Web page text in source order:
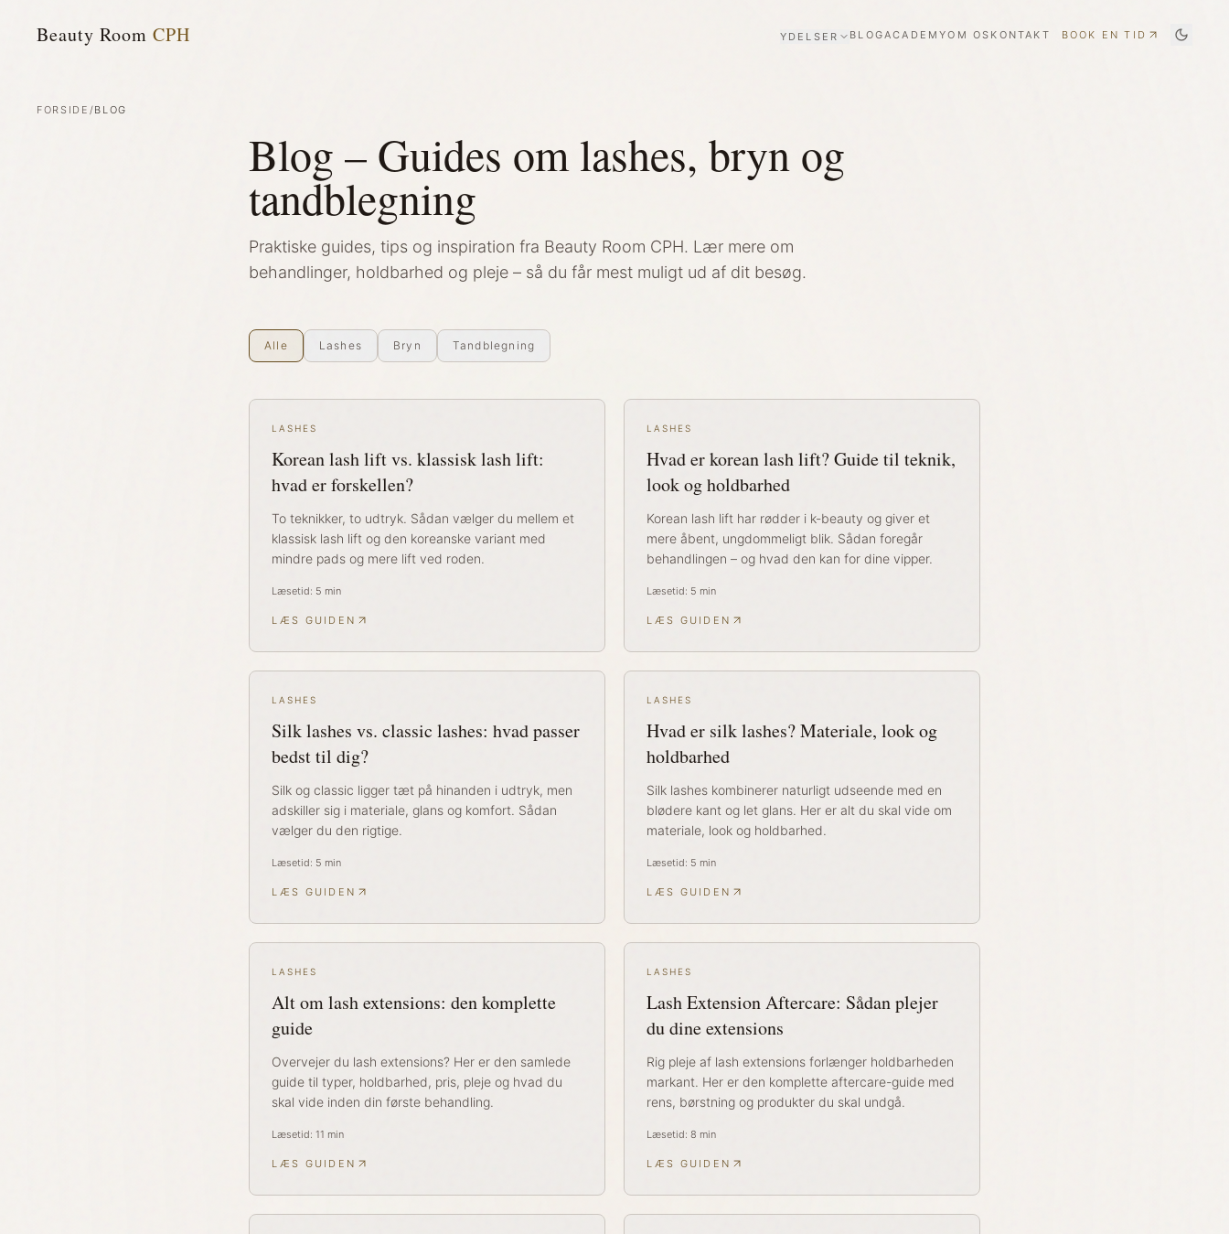
Beauty Room CPH YDELSER BLOGACADEMYOM OS KONTAKT BOOK EN TID
FORSIDE /BLOG
Blog – Guides om lashes, bryn og
tandblegning
Praktiske guides, tips og inspiration fra Beauty Room CPH. Lær mere om
behandlinger, holdbarhed og pleje – så du får mest muligt ud af dit besøg.
Alle Lashes Bryn Tandblegning
LASHES
Korean lash lift vs. klassisk lash lift:
hvad er forskellen?
To teknikker, to udtryk. Sådan vælger du mellem et
klassisk lash lift og den koreanske variant med
mindre pads og mere lift ved roden.
Læsetid: 5 min
LÆS GUIDEN
LASHES
Hvad er korean lash lift? Guide til teknik,
look og holdbarhed
Korean lash lift har rødder i k-beauty og giver et
mere åbent, ungdommeligt blik. Sådan foregår
behandlingen – og hvad den kan for dine vipper.
Læsetid: 5 min
LÆS GUIDEN
LASHES
Silk lashes vs. classic lashes: hvad passer
bedst til dig?
Silk og classic ligger tæt på hinanden i udtryk, men
adskiller sig i materiale, glans og komfort. Sådan
vælger du den rigtige.
Læsetid: 5 min
LÆS GUIDEN
LASHES
Hvad er silk lashes? Materiale, look og
holdbarhed
Silk lashes kombinerer naturligt udseende med en
blødere kant og let glans. Her er alt du skal vide om
materiale, look og holdbarhed.
Læsetid: 5 min
LÆS GUIDEN
LASHES
Alt om lash extensions: den komplette
guide
Overvejer du lash extensions? Her er den samlede
guide til typer, holdbarhed, pris, pleje og hvad du
skal vide inden din første behandling.
Læsetid: 11 min
LÆS GUIDEN
LASHES
Lash Extension Aftercare: Sådan plejer
du dine extensions
Rig pleje af lash extensions forlænger holdbarheden
markant. Her er den komplette aftercare-guide med
rens, børstning og produkter du skal undgå.
Læsetid: 8 min
LÆS GUIDEN